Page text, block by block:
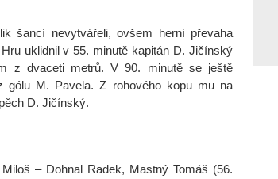
šancí nevytvářeli, ovšem herní převaha
uklidnil v 55. minutě kapitán D. Jičínský
z dvaceti metrů. V 90. minutě se ještě
gólu M. Pavela. Z rohového kopu mu na
D. Jičínský.
– Dohnal Radek, Mastný Tomáš (56.